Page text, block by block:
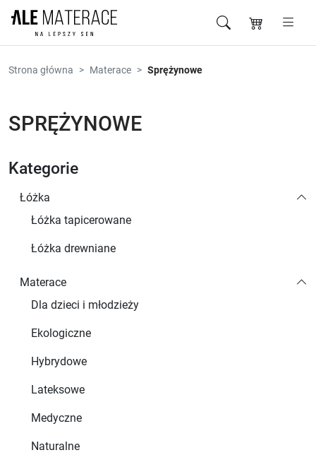
Przejdź do zawartości
Strona główna Materace Sprężynowe
SPRĘŻYNOWE
Kategorie
Łóżka
Łóżka tapicerowane
Łóżka drewniane
Materace
Dla dzieci i młodzieży
Ekologiczne
Hybrydowe
Lateksowe
Medyczne
Naturalne